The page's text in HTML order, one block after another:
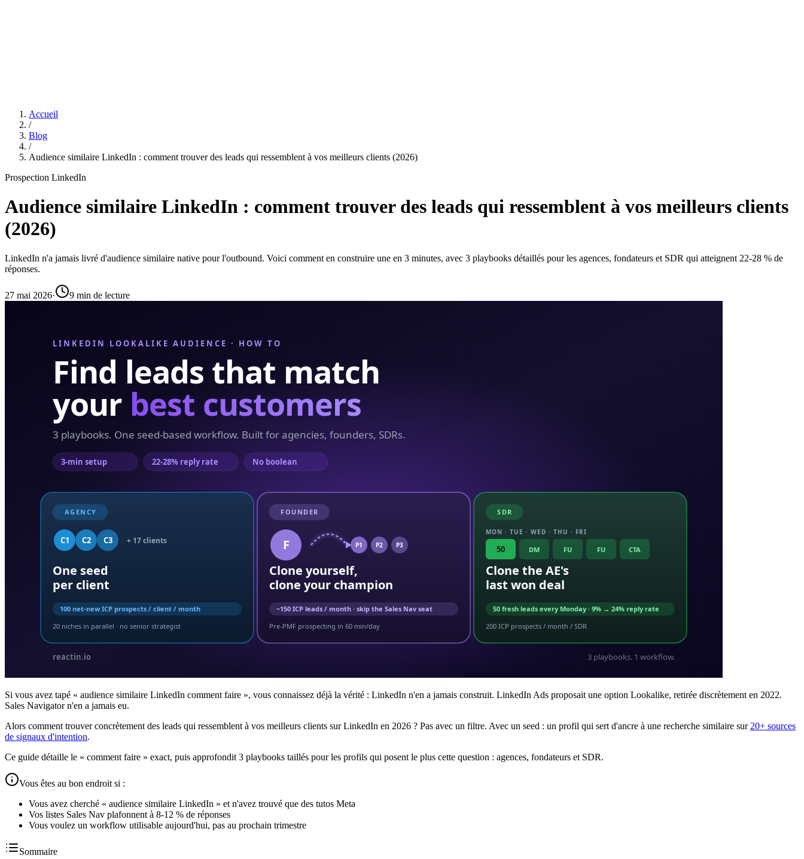
Accueil
/
Blog
/
Audience similaire LinkedIn : comment trouver des leads qui ressemblent à vos meilleurs clients (2026)
Prospection LinkedIn
Audience similaire LinkedIn : comment trouver des leads qui ressemblent à vos meilleurs clients
(2026)
LinkedIn n'a jamais livré d'audience similaire native pour l'outbound. Voici comment en construire une en 3 minutes, avec 3 playbooks détaillés pour les agences, fondateurs et SDR qui atteignent 22-28 % de
réponses.
27 mai 2026· 9 min de lecture
Si vous avez tapé « audience similaire LinkedIn comment faire », vous connaissez déjà la vérité : LinkedIn n'en a jamais construit. LinkedIn Ads proposait une option Lookalike, retirée discrètement en 2022.
Sales Navigator n'en a jamais eu.
Alors comment trouver concrètement des leads qui ressemblent à vos meilleurs clients sur LinkedIn en 2026 ? Pas avec un filtre. Avec un seed : un profil qui sert d'ancre à une recherche similaire sur 20+ sources
de signaux d'intention.
Ce guide détaille le « comment faire » exact, puis approfondit 3 playbooks taillés pour les profils qui posent le plus cette question : agences, fondateurs et SDR.
Vous êtes au bon endroit si :
Vous avez cherché « audience similaire LinkedIn » et n'avez trouvé que des tutos Meta
Vos listes Sales Nav plafonnent à 8-12 % de réponses
Vous voulez un workflow utilisable aujourd'hui, pas au prochain trimestre
Sommaire